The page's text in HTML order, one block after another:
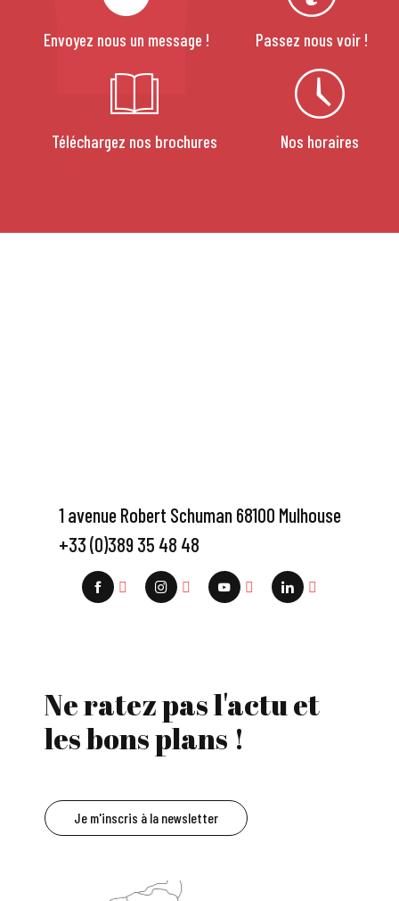
Envoyez nous un message ! Passez nous voir !
Téléchargez nos brochures Nos horaires
1 avenue Robert Schuman 68100 Mulhouse
+33 (0)389 35 48 48
Ne ratez pas l'actu et
les bons plans !
Je m'inscris à la newsletter